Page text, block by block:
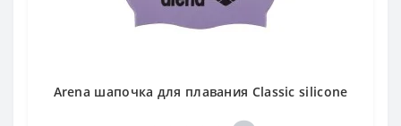
Arena шапочка для плавания Classic silicone